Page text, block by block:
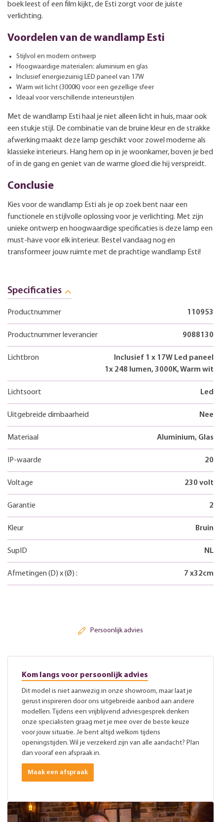
boek leest of een film kijkt, de Esti zorgt voor de juiste
verlichting.
Voordelen van de wandlamp Esti
Stijlvol en modern ontwerp
Hoogwaardige materialen: aluminium en glas
Inclusief energiezuinig LED paneel van 17W
Warm wit licht (3000K) voor een gezellige sfeer
Ideaal voor verschillende interieurstijlen
Met de wandlamp Esti haal je niet alleen licht in huis, maar ook
een stukje stijl. De combinatie van de bruine kleur en de strakke
afwerking maakt deze lamp geschikt voor zowel moderne als
klassieke interieurs. Hang hem op in je woonkamer, boven je bed
of in de gang en geniet van de warme gloed die hij verspreidt.
Conclusie
Kies voor de wandlamp Esti als je op zoek bent naar een
functionele en stijlvolle oplossing voor je verlichting. Met zijn
unieke ontwerp en hoogwaardige specificaties is deze lamp een
must-have voor elk interieur. Bestel vandaag nog en
transformeer jouw ruimte met de prachtige wandlamp Esti!
Specificaties
Productnummer 110953
Productnummer leverancier 9088130
Lichtbron
Inclusief 1 x 17W Led paneel
1x 248 lumen, 3000K, Warm wit
Lichtsoort Led
Uitgebreide dimbaarheid Nee
Materiaal Aluminium, Glas
IP-waarde 20
Voltage 230 volt
Garantie 2
Kleur Bruin
SupID NL
Afmetingen (D) x(Ø) : 7 x32cm
Persoonlijk advies
Kom langs voor persoonlijk advies
Dit model is niet aanwezig in onze showroom, maar laat je
gerust inspireren door ons uitgebreide aanbod aan andere
modellen. Tijdens een vrijblijvend adviesgesprek denken
onze specialisten graag met je mee over de beste keuze
voor jouw situatie. Je bent altijd welkom tijdens
openingstijden. Wil je verzekerd zijn van alle aandacht? Plan
dan vooraf een afspraak in.
Maak een afspraak